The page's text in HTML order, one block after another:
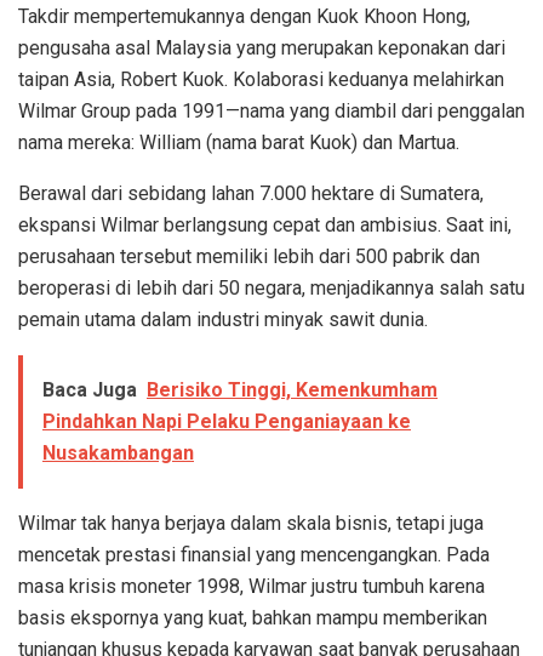
Takdir mempertemukannya dengan Kuok Khoon Hong,
pengusaha asal Malaysia yang merupakan keponakan dari
taipan Asia, Robert Kuok. Kolaborasi keduanya melahirkan
Wilmar Group pada 1991—nama yang diambil dari penggalan
nama mereka: William (nama barat Kuok) dan Martua.
Berawal dari sebidang lahan 7.000 hektare di Sumatera,
ekspansi Wilmar berlangsung cepat dan ambisius. Saat ini,
perusahaan tersebut memiliki lebih dari 500 pabrik dan
beroperasi di lebih dari 50 negara, menjadikannya salah satu
pemain utama dalam industri minyak sawit dunia.
Baca Juga Berisiko Tinggi, Kemenkumham
Pindahkan Napi Pelaku Penganiayaan ke
Nusakambangan
Wilmar tak hanya berjaya dalam skala bisnis, tetapi juga
mencetak prestasi finansial yang mencengangkan. Pada
masa krisis moneter 1998, Wilmar justru tumbuh karena
basis ekspornya yang kuat, bahkan mampu memberikan
tunjangan khusus kepada karyawan saat banyak perusahaan